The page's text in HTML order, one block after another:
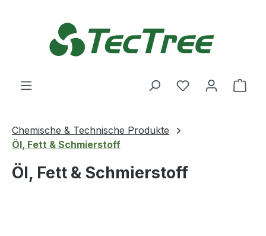
Du hast 0
Chemische & Technische Produkte
Öl, Fett & Schmierstoff
Öl, Fett & Schmierstoff